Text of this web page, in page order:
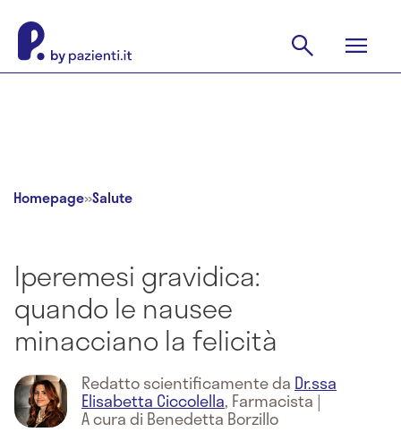
Homepage»Salute
Iperemesi gravidica:
quando le nausee
minacciano la felicità
Redatto scientificamente da Dr.ssa
Elisabetta Ciccolella, Farmacista |
A cura di Benedetta Borzillo